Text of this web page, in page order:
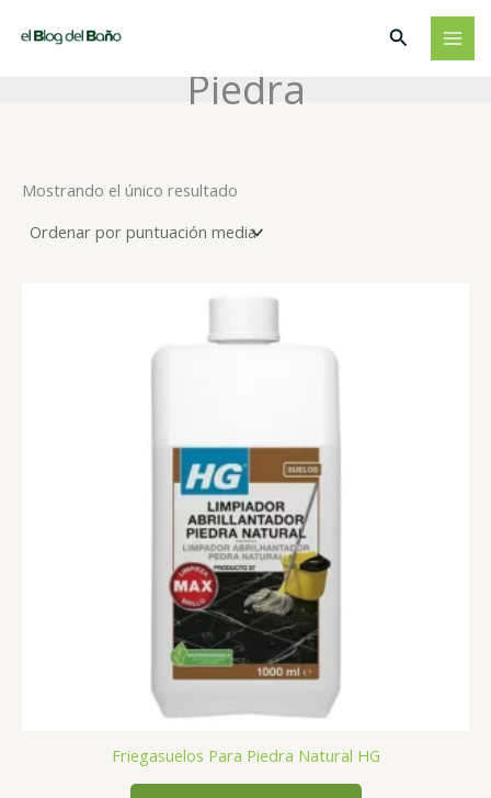
Buscar
Piedra
Mostrando el único resultado
Friegasuelos Para Piedra Natural HG